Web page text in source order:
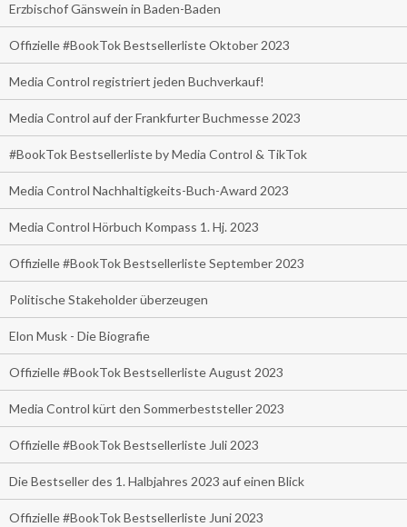
Erzbischof Gänswein in Baden-Baden
Offizielle #BookTok Bestsellerliste Oktober 2023
Media Control registriert jeden Buchverkauf!
Media Control auf der Frankfurter Buchmesse 2023
#BookTok Bestsellerliste by Media Control & TikTok
Media Control Nachhaltigkeits-Buch-Award 2023
Media Control Hörbuch Kompass 1. Hj. 2023
Offizielle #BookTok Bestsellerliste September 2023
Politische Stakeholder überzeugen
Elon Musk - Die Biografie
Offizielle #BookTok Bestsellerliste August 2023
Media Control kürt den Sommerbeststeller 2023
Offizielle #BookTok Bestsellerliste Juli 2023
Die Bestseller des 1. Halbjahres 2023 auf einen Blick
Offizielle #BookTok Bestsellerliste Juni 2023